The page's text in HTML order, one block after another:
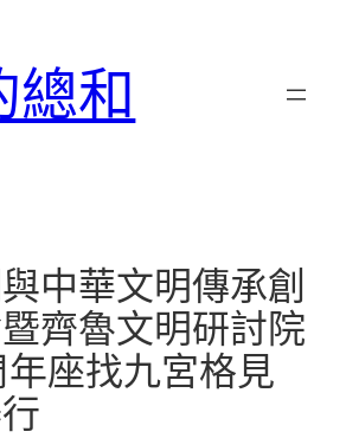
總和
中華文明傳承創
齊魯文明研討院
座找九宮格見